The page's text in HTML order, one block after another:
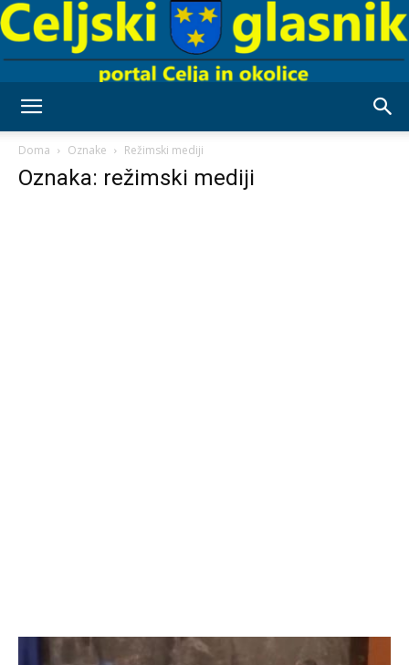
Doma Oznake Režimski mediji
Oznaka: režimski mediji